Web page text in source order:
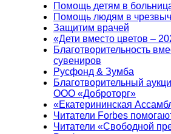
Помощь детям в
Помощь людям в
Защитим врачей
«Дети вместо цветов –
Благотворительность
сувениров
Русфонд & Зумба
Благотворительный
ООО «Доброторг»
«Екатерининская
Читатели Forbes
Читатели «Свободной